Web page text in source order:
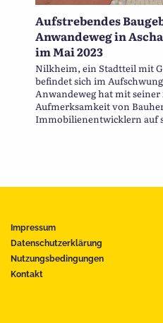
Aufstrebendes
Anwandeweg in
im Mai 2023
Nilkheim, ein Stadtteil mit
befindet sich im
Anwandeweg hat mit seiner
Aufmerksamkeit von
Immobilienentwicklern auf
Impressum
Datenschutzerklärung
Nutzungsbedingungen
Kontakt